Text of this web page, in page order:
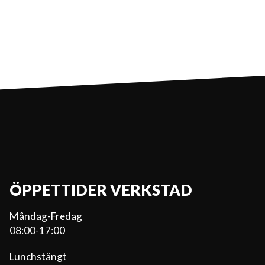
ÖPPETTIDER VERKSTAD
Måndag-Fredag
08:00-17:00
Lunchstängt